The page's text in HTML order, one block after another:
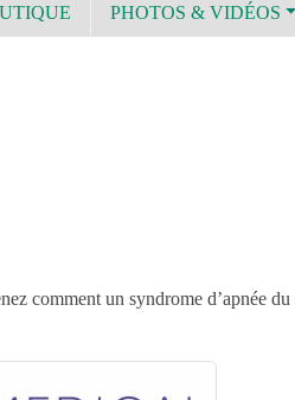
PHOTOS & VIDÉOS
comment un syndrome d’apnée